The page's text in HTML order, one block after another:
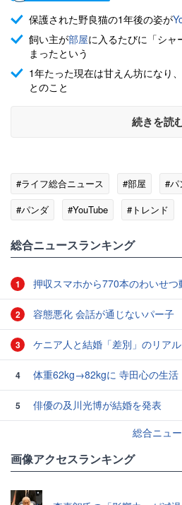
保護された野良猫の1年後の姿が
飼い主が部屋に入るたびに「シャ
まったという
1年たった現在は甘えん坊になり
とのこと
続きを読
#ライフ総合ニュース #部屋 #パ
#パンダ
#YouTube #トレンド
総合ニュースランキング
1 押収スマホから770本のわいせつ動画 15歳少女に酒と薬飲ませ性的暴行
2 容態悪化 会話が通じないパー子
3 ケニア人と結婚「差別」のリアル
4 体重62kg→82kgに 寺田心の生活
5
俳優の及川光博が結婚を発表
総合ニュ
画像アクセスランキング